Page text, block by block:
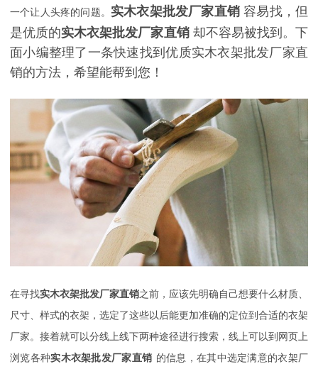
一个让人头疼的问题。 实木衣架批发厂家直销 容易找，但
是优质的实木衣架批发厂家直销 却不容易被找到。下
面小编整理了一条快速找到优质实木衣架批发厂家直
销的方法，希望能帮到您！
在寻找实木衣架批发厂家直销之前，应该先明确自己想要什么材质、
尺寸、样式的衣架，选定了这些以后能更加准确的定位到合适的衣架
厂家。接着就可以分线上线下两种途径进行搜索，线上可以到网页上
浏览各种实木衣架批发厂家直销 的信息，在其中选定满意的衣架厂